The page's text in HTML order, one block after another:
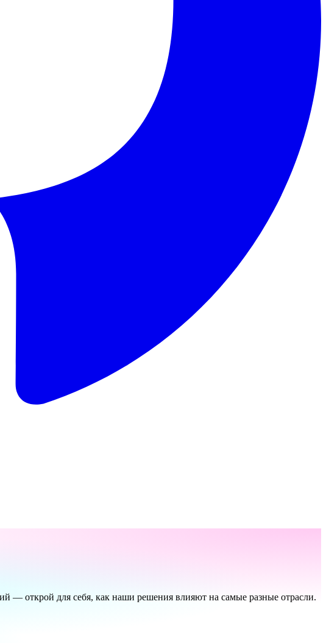
— открой для себя, как наши решения влияют на самые разные отрасли.